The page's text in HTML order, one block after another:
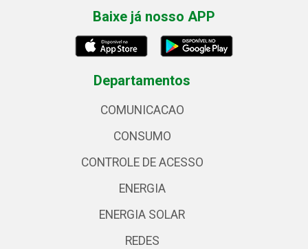
Baixe já nosso APP
Departamentos
COMUNICACAO
CONSUMO
CONTROLE DE ACESSO
ENERGIA
ENERGIA SOLAR
REDES